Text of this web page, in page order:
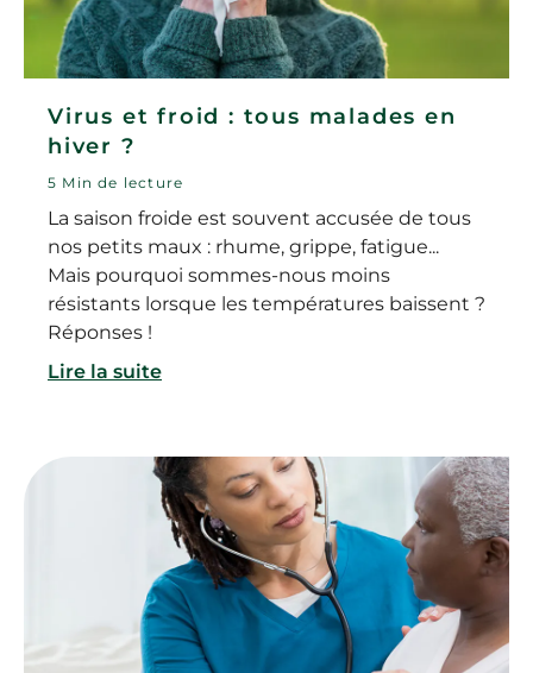
Virus et froid : tous malades en
hiver ?
5 Min de lecture
La saison froide est souvent accusée de tous
nos petits maux : rhume, grippe, fatigue...
Mais pourquoi sommes-nous moins
résistants lorsque les températures baissent ?
Réponses !
Lire la suite